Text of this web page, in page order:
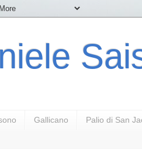
Gallicano Palio di San